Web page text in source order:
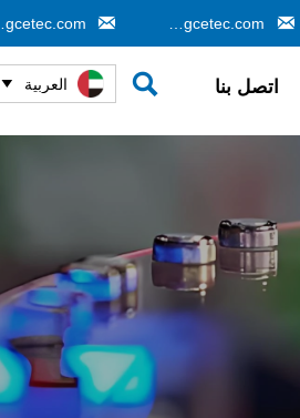


اتصل بنا  العربية 